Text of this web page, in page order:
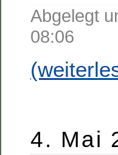
Abgelegt
08:06
4. Mai